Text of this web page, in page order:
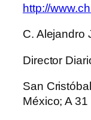
http://
C. Alejandro
Director
San
México; A